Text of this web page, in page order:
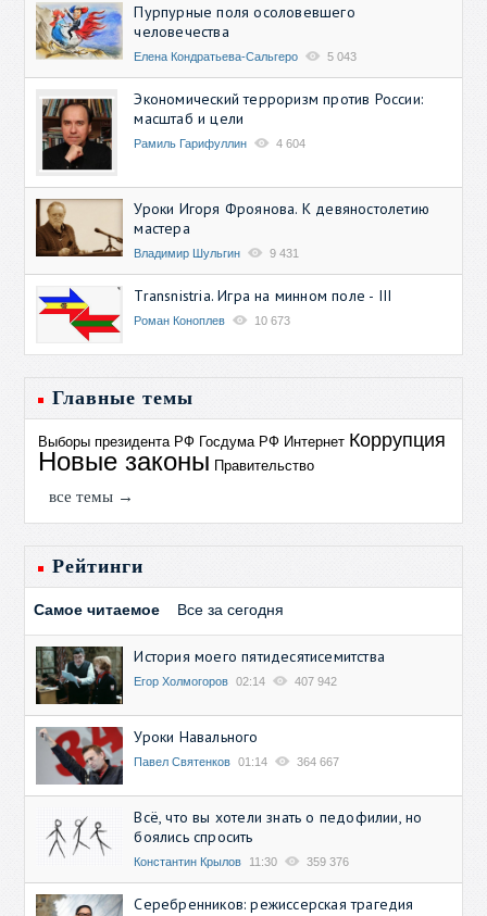
Пурпурные поля осоловевшего
человечества
Елена Кондратьева-Сальгеро 5 043
Экономический терроризм против России:
масштаб и цели
Рамиль Гарифуллин 4 604
Уроки Игоря Фроянова. К девяностолетию
мастера
Владимир Шульгин 9 431
Transnistria. Игра на минном поле - III
Роман Коноплев 10 673
Главные темы
Выборы президента РФ Госдума РФ Интернет Коррупция
Новые законы Правительство
все темы →
Рейтинги
Самое читаемое Все за сегодня
История моего пятидесятисемитства
Егор Холмогоров 02:14 407 942
Уроки Навального
Павел Святенков 01:14 364 667
Всё, что вы хотели знать о педофилии, но
боялись спросить
Константин Крылов 11:30 359 376
Серебренников: режиссерская трагедия